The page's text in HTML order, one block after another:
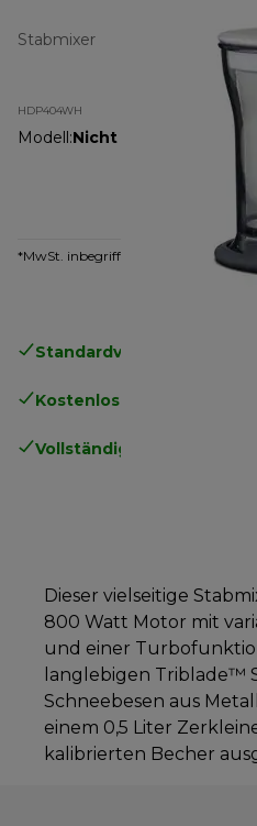
Stabmixer
HDP404WH
Modell:Nicht angegeben
*MwSt. inbegriffen
Standardversand kostenlos
Kostenlose
Vollständige
Dieser vielseitige
800 Watt Motor mit
und einer
langlebigen Triblade™
Schneebesen aus
einem 0,5 Liter
kalibrierten Becher